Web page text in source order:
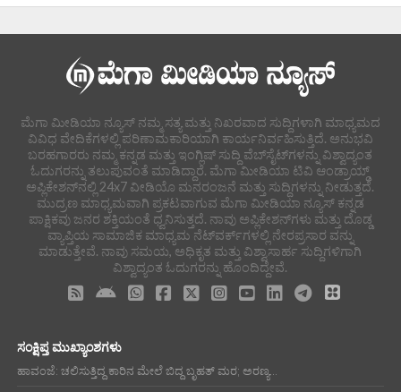
ಮೆಗಾ ಮೀಡಿಯಾ ನ್ಯೂಸ್ ನಮ್ಮ ಸತ್ಯ ಮತ್ತು ನಿಖರವಾದ ಸುದ್ದಿಗಳಾಗಿ ಮಾಧ್ಯಮದ
ವಿವಿಧ ವೇದಿಕೆಗಳಲ್ಲಿ ಪರಿಣಾಮಕಾರಿಯಾಗಿ ಕಾರ್ಯನಿರ್ವಹಿಸುತ್ತಿದೆ. ಅನುಭವಿ
ಬರಹಗಾರರು ನಮ್ಮ ಕನ್ನಡ ಮತ್ತು ಇಂಗ್ಲಿಷ್ ಸುದ್ದಿ ವೆಬ್‌ಸೈಟ್‌ಗಳನ್ನು ವಿಶ್ವಾದ್ಯಂತ
ಓದುಗರನ್ನು ತಲುಪುವಂತೆ ಮಾಡಿದ್ದಾರೆ. ಮೆಗಾ ಮೀಡಿಯಾ ಟಿವಿ ಆಂಡ್ರಾಯ್ಡ್
ಅಪ್ಲಿಕೇಶನ್‌ನಲ್ಲಿ 24x7 ವೀಡಿಯೊ ಮನರಂಜನೆ ಮತ್ತು ಸುದ್ದಿಗಳನ್ನು ನೀಡುತ್ತದೆ.
ಮುದ್ರಣ ಮಾಧ್ಯಮವಾಗಿ ಪ್ರಕಟವಾಗುವ ಮೆಗಾ ಮೀಡಿಯಾ ನ್ಯೂಸ್ ಕನ್ನಡ
ಪಾಕ್ಷಿಕವು ಜನರ ಶಕ್ತಿಯಂತೆ ಧ್ವನಿಸುತ್ತದೆ. ನಾವು ಅಪ್ಲಿಕೇಶನ್‌ಗಳು ಮತ್ತು ದೊಡ್ಡ
ವ್ಯಾಪ್ತಿಯ ಸಾಮಾಜಿಕ ಮಾಧ್ಯಮ ನೆಟ್‌ವರ್ಕ್‌ಗಳಲ್ಲಿ ನೇರಪ್ರಸಾರ ವನ್ನು
ಮಾಡುತ್ತೇವೆ. ನಾವು ಸಮಯ, ಅಧಿಕೃತ ಮತ್ತು ವಿಶ್ವಾಸಾರ್ಹ ಸುದ್ದಿಗಳಿಗಾಗಿ
ವಿಶ್ವಾದ್ಯಂತ ಓದುಗರನ್ನು ಹೊಂದಿದ್ದೇವೆ.
ಸಂಕ್ಷಿಪ್ತ ಮುಖ್ಯಾಂಶಗಳು
ಹಾವಂಜೆ: ಚಲಿಸುತ್ತಿದ್ದ ಕಾರಿನ ಮೇಲೆ ಬಿದ್ದ ಬೃಹತ್ ಮರ; ಅರಣ್ಯ...